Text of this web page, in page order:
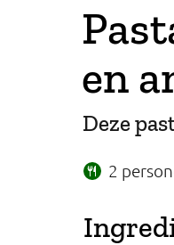
Professionals
en
Deze
2